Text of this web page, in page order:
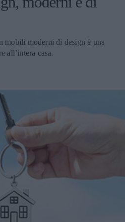
mobili moderni di design è una
all’intera casa.